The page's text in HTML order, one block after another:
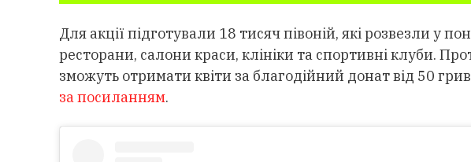
Для акції підготували 18 тисяч півоній, які розвезли у
ресторани, салони краси, клініки та спортивні клуби.
зможуть отримати квіти за благодійний донат від 50
за посиланням.